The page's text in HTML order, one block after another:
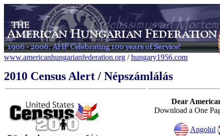
www.americanhungarianfederation.org /hungary1956.com
2010 Census Alert / Népszámlálás
Dear
Download a One
Angolul